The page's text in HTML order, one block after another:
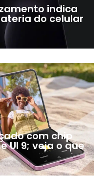
indica
do celular
com chip
UI 9; veja o que